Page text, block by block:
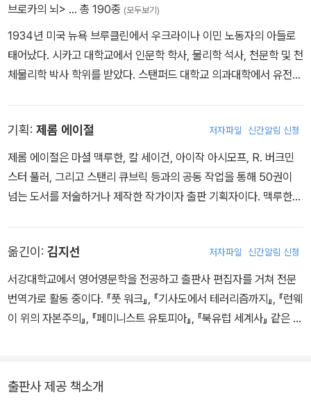
에 대한 고양되고 중대한 감각에 민감한 장기적인 사상가들. 칼이 그
랬듯이, 완전히 살아 있고, 완벽하게 연결되어 있는, 이 행성과 우주의
견실한 시민 말이다.
브로카의 뇌> … 총 190종 (모두보기)
1934년 미국 뉴욕 브루클린에서 우크라이나 이민 노동자의 아들로
태어났다. 시카고 대학교에서 인문학 학사, 물리학 석사, 천문학 및 천
체물리학 박사 학위를 받았다. 스탠퍼드 대학교 의과대학에서 유전학
아 공과대학의 특별 초빙 연구원, 세계 최대 우주 동호 단체인 행성협
회의 공동 설립자 겸 회장 등을 역임했다. 또한 미국 항공우주국(NA
SA)의 자문 위원으로 매리너, 보이저, 바이킹, 갈릴레오 호 등의 무인
우주 탐사 계획에 참여했고 과학의 대중화에도 많은 노력을 기울여
제들을 해결한 공로와 핵전쟁의 영향에 대한 연구와 핵무기 감축에
기여한 공로를 인정받아 NASA 훈장, NASA 아폴로 공로상, 미국 우
상, 소련 우주항공연맹의 콘스탄틴 치올코프스키 훈장, 미국 천문학
회의 마수르스키 상 그리고 1994년에는 미국 국립과학원의 최고상
인 공공복지 훈장 등을 받았다. 그 외에도 과학, 문학, 교육, 환경 보호
과학책 중 가장 많이 판매되었고 30여 권의 저서 중 『에덴의 용(The
기획: 제롬 에이절 저자파일 신간알림 신청
제롬 에이절은 마셜 맥루한, 칼 세이건, 아이작 아시모프, R. 버크민
스터 풀러, 그리고 스탠리 큐브릭 등과의 공동 작업을 통해 50권이
넘는 도서를 저술하거나 제작한 작가이자 출판 기획자이다. 맥루한의
「2001」 만들기(The Makings of Kubrick’s 2001)』 같은 현대의
고전과 베스트셀러 들이 그의 손을 거쳐 탄생했다. 칼 세이건의 이 책
과 『다른 세계들』이 그의 기획물이다.
옮긴이: 김지선 저자파일 신간알림 신청
서강대학교에서 영어영문학을 전공하고 출판사 편집자를 거쳐 전문
번역가로 활동 중이다. 『풋 워크』, 『기사도에서 테러리즘까지』, 『런웨
이 위의 자본주의』, 『페미니스트 유토피아』, 『북유럽 세계사』 같은 인
출판사 제공 책소개